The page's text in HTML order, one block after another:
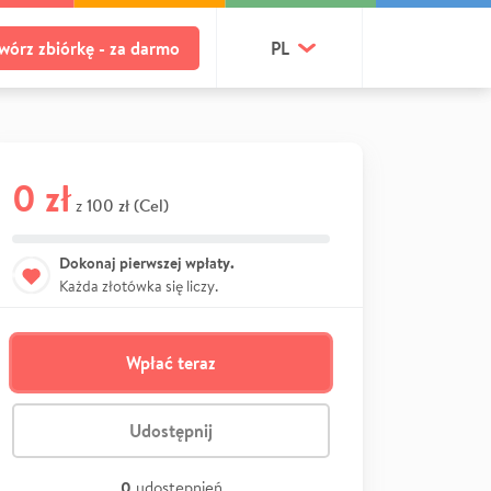
zbiórkę - za darmo PL
0 zł z 100 zł (Cel)
Dokonaj pierwszej wpłaty.
Każda złotówka się liczy.
Wpłać teraz
Udostępnij